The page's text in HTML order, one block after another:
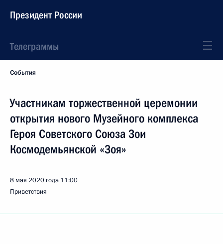
Президент России
Телеграммы
События
Участникам торжественной церемонии
открытия нового Музейного комплекса
Героя Советского Союза Зои
Космодемьянской «Зоя»
8 мая 2020 года 11:00
Приветствия